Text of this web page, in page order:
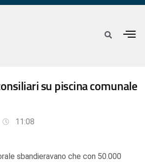
su piscina comunale
11:08
sbandieravano che con 50.000